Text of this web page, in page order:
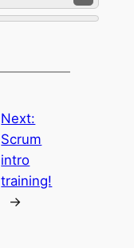
Next:
Scrum
intro
training!
→